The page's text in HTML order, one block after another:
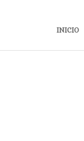
INICIO